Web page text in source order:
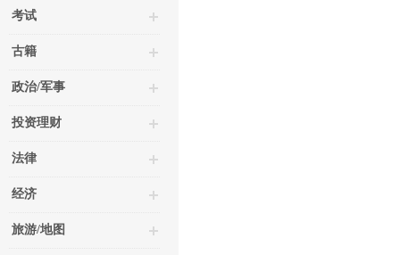
考试
古籍
政治/军事
投资理财
法律
经济
旅游/地图